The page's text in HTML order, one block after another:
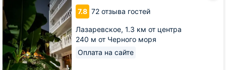
7.8 72 отзыва гостей
Лазаревское, 1.3 км от центра
240 м от Черного моря
Оплата на сайте
на
Победы